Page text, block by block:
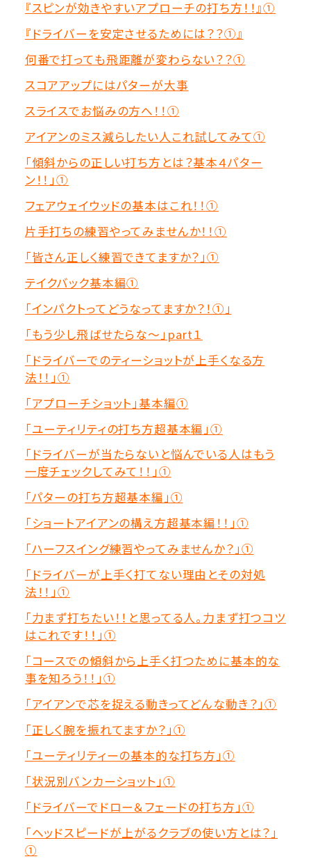
『スピンが効きやすいアプローチの打ち方！！』①
『ドライバーを安定させるためには？？①』
何番で打っても飛距離が変わらない？？①
スコアアップにはパターが大事
スライスでお悩みの方へ！！①
アイアンのミス減らしたい人これ試してみて①
「傾斜からの正しい打ち方とは？基本４パター
ン！！」①
フェアウェイウッドの基本はこれ！！①
片手打ちの練習やってみませんか！！①
「皆さん正しく練習できてますか？」①
テイクバック基本編①
「インパクトってどうなってますか？！①」
「もう少し飛ばせたらな～」part１
「ドライバーでのティーショットが上手くなる方
法！！」①
「アプローチショット」基本編①
「ユーティリティの打ち方超基本編」①
「ドライバーが当たらないと悩んでいる人はもう
一度チェックしてみて！！」①
「パターの打ち方超基本編」①
「ショートアイアンの構え方超基本編！！」①
「ハーフスイング練習やってみませんか？」①
「ドライバーが上手く打てない理由とその対処
法！！」①
「力まず打ちたい！！と思ってる人。力まず打つコツ
はこれです！！」①
「コースでの傾斜から上手く打つために基本的な
事を知ろう！！」①
「アイアンで芯を捉える動きってどんな動き？」①
「正しく腕を振れてますか？」①
「ユーティリティーの基本的な打ち方」①
「状況別バンカーショット」①
「ドライバーでドロー＆フェードの打ち方」①
「ヘッドスピードが上がるクラブの使い方とは？」
①